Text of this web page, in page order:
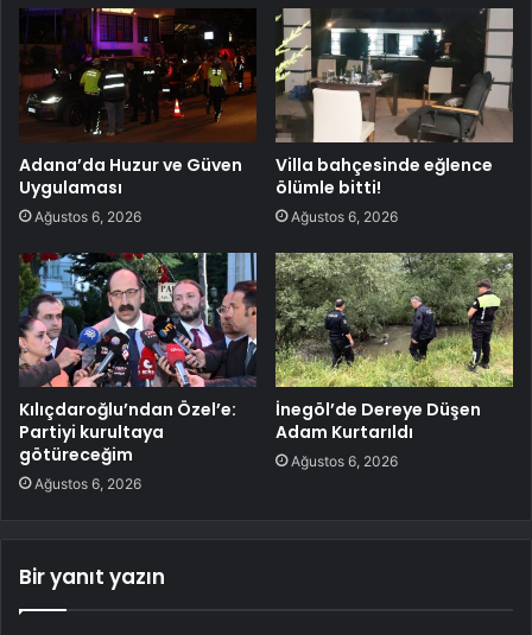
Adana’da Huzur ve Güven
Uygulaması
Ağustos 6, 2026
Villa bahçesinde eğlence
ölümle bitti!
Ağustos 6, 2026
Kılıçdaroğlu’ndan Özel’e:
Partiyi kurultaya
götüreceğim
Ağustos 6, 2026
İnegöl’de Dereye Düşen
Adam Kurtarıldı
Ağustos 6, 2026
Bir yanıt yazın